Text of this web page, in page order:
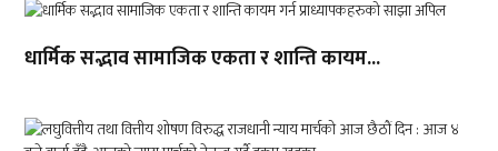
धार्मिक सद्भाव सामाजिक एकता र शान्ति कायम...